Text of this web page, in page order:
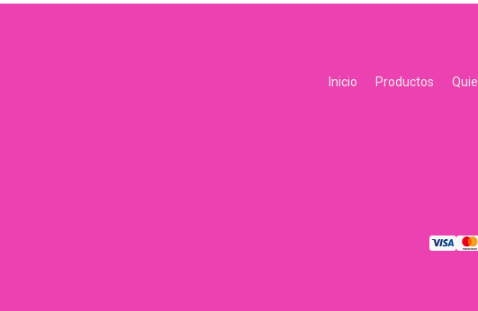
Inicio Productos